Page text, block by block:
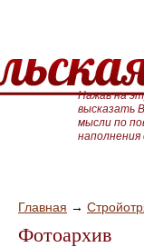
Нажав на
высказать
мысли по
Главная →
Фотоархив